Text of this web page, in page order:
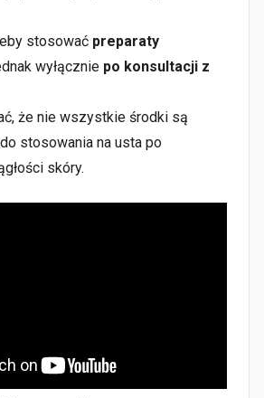
stosować preparaty
wyłącznie po konsultacji z
że nie wszystkie środki są
stosowania na usta po
skóry.